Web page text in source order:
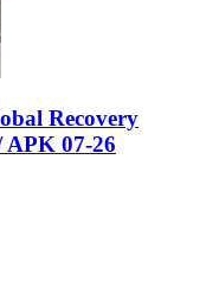
Recovery
07-26